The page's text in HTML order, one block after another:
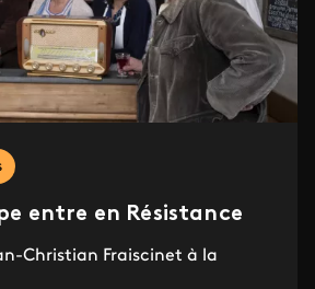
entre en Résistance
Christian Fraiscinet à la